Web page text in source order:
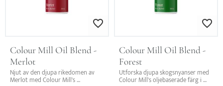
Lägg till i favoriter
Colour Mill Oil Blend -
Merlot
Njut av den djupa rikedomen av
Merlot med Colour Mill's
Lägg till i
Colour Mill Oil Blend -
Forest
Utforska djupa skogsnyanser med
Colour Mill's oljebaserade färg i